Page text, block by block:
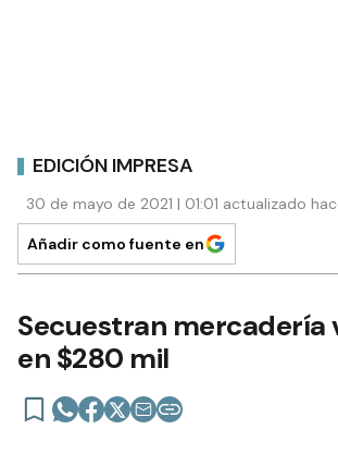
EDICIÓN IMPRESA
30 de mayo de 2021 | 01:01 actualizado
Añadir como fuente en
Secuestran mercadería
en $280 mil